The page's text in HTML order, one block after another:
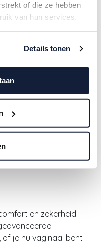
of die ze hebben
van hun services.
Details tonen
en zekerheid.
of je nu vaginaal bent